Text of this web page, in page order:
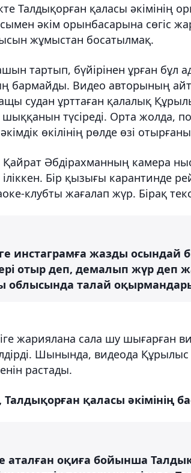
Талдықорған қаласы әкімінің
әкім орынбасарына сөгіс
жұмыстан босатылмақ.
тартып, бүйірінен ұрған бұл
бармайды. Видео авторының
судан ұрттаған қалалық
шыққанын түсіреді. Орта жолда,
өкілінің рөлде өзі
Қайрат Әбдірахманның камера
Бір қызығы карантинде
клубты жағалап жүр. Бірақ
инстаграмға жазды осындай
отыр деп, демалып жүр деп
облысында талай
жариялана сала шу шығарған
Шынында, видеода
растады.
қаласы әкімінің
аталған оқиға бойынша